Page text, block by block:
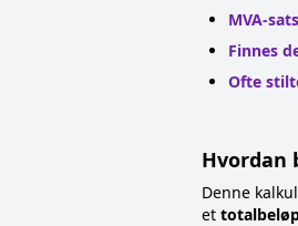
MVA-
Finnes
Ofte
Hvordan
Denne
et